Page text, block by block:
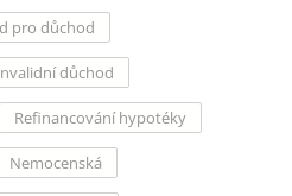
pro důchod
důchod
Refinancování hypotéky
Nemocenská